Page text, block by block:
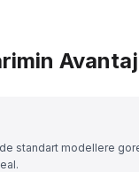
standart modellere